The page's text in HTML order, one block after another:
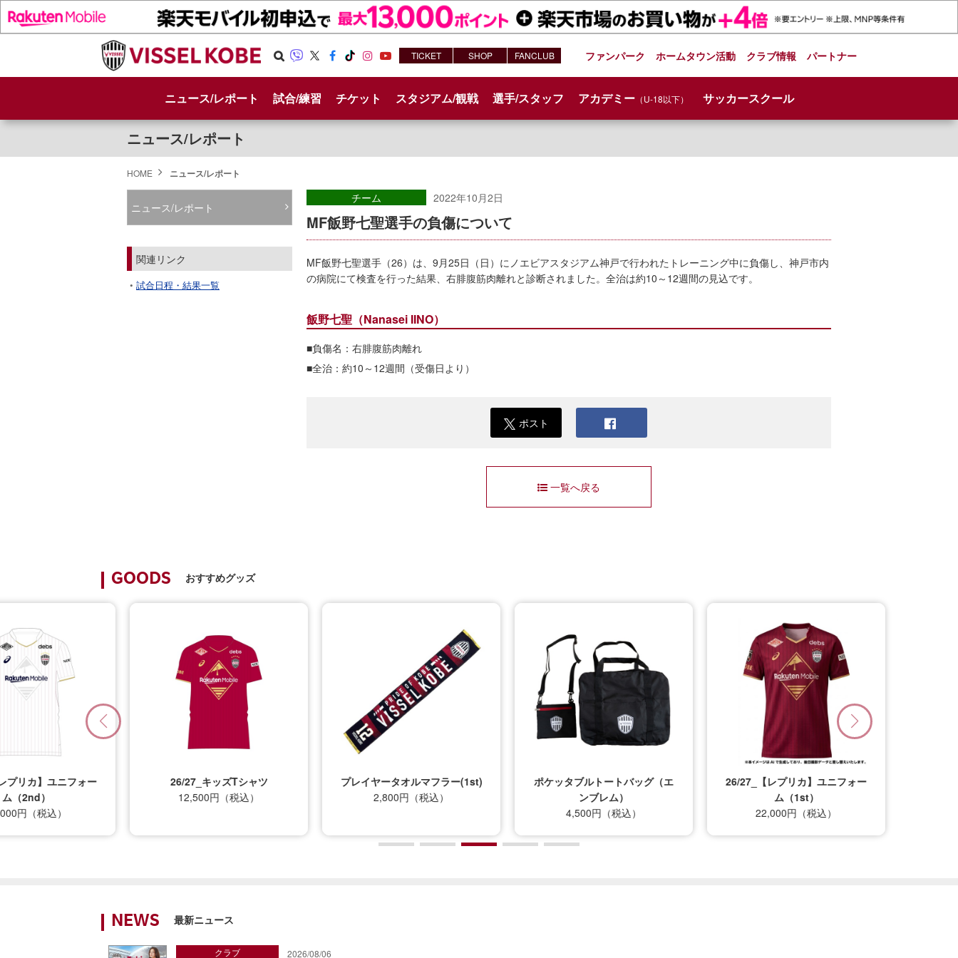
h
am e
ニュース/レポート 試合/練習 チケット スタジアム/観戦 選手/スタッフ アカデミー（U-18以下） サッカースクール
ファンパーク ホームタウン活動 クラブ情報 パートナー
TICKET SHOP FANCLUB
ニュース/レポート
HOME ニュース/レポート
チーム 2022年10月2日
MF飯野七聖選手の負傷について
MF飯野七聖選手（26）は、9月25日（日）にノエビアスタジアム神戸で行われたトレーニング中に負傷し、神戸市内
の病院にて検査を行った結果、右腓腹筋肉離れと診断されました。全治は約10～12週間の見込です。
飯野七聖（Nanasei IINO）
■負傷名：右腓腹筋肉離れ
■全治：約10～12週間（受傷日より）
ポスト
一覧へ戻る
ニュース/レポート
関連リンク
試合日程・結果一覧
GOODS おすすめグッズ
】ユニフォー
）
税込）
26/27_キッズTシャツ
12,500円（税込）
プレイヤータオルマフラー(1st)
2,800円（税込）
ポケッタブルトートバッグ（エ
ンブレム）
4,500円（税込）
26/27_【レプリカ】ユニフォー
ム（1st）
22,000円（税込）
NEWS 最新ニュース
2026/08/06
クラブ